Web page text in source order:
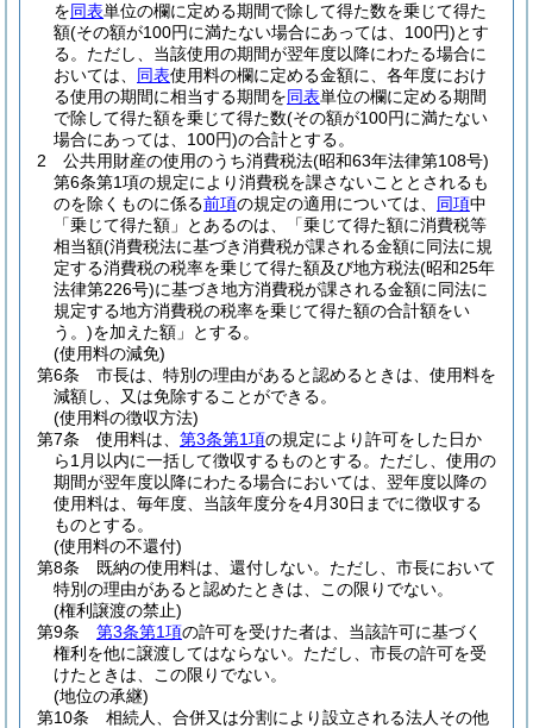
を同表単位の欄に定める期間で除して得た数を乗じて得た
額(その額が100円に満たない場合にあっては、100円)とす
る。 ただし、当該使用の期間が翌年度以降にわたる場合に
おいては、 同表使用料の欄に定める金額に、各年度におけ
る使用の期間に相当する期間を同表単位の欄に定める期間
で除して得た額を乗じて得た数(その額が100円に満たない
場合にあっては、100円)の合計とする。
2
公共用財産の使用のうち消費税法(昭和63年法律第108号)
第6条第1項の規定により消費税を課さないこととされるも
のを除くものに係る前項の規定の適用については、 同項中
「乗じて得た額」とあるのは、「乗じて得た額に消費税等
相当額(消費税法に基づき消費税が課される金額に同法に規
定する消費税の税率を乗じて得た額及び地方税法(昭和25年
法律第226号)に基づき地方消費税が課される金額に同法に
規定する地方消費税の税率を乗じて得た額の合計額をい
う。)を加えた額」とする。
(使用料の減免)
第6条
市長は、特別の理由があると認めるときは、使用料を
減額し、又は免除することができる。
(使用料の徴収方法)
第7条
使用料は、 第3条第1項の規定により許可をした日か
ら1月以内に一括して徴収するものとする。 ただし、使用の
期間が翌年度以降にわたる場合においては、翌年度以降の
使用料は、毎年度、当該年度分を4月30日までに徴収する
ものとする。
(使用料の不還付)
第8条
既納の使用料は、還付しない。 ただし、市長において
特別の理由があると認めたときは、この限りでない。
(権利譲渡の禁止)
第9条
第3条第1項の許可を受けた者は、当該許可に基づく
権利を他に譲渡してはならない。 ただし、市長の許可を受
けたときは、この限りでない。
(地位の承継)
第10条
相続人、合併又は分割により設立される法人その他